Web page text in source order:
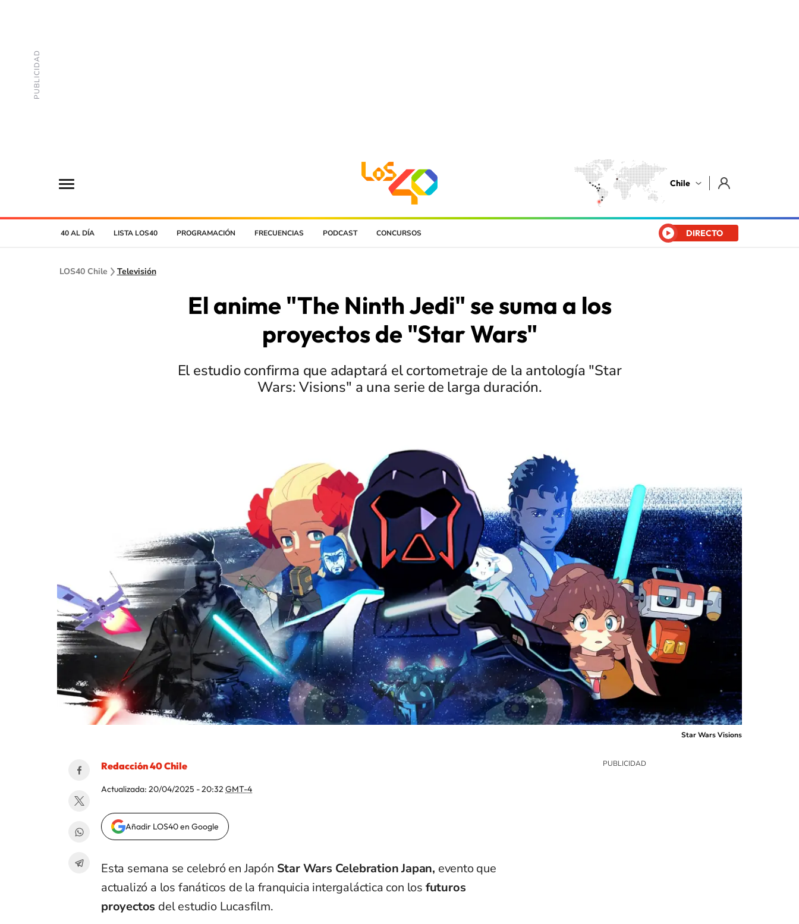
Chile
40 AL DÍA LISTA LOS40 PROGRAMACIÓN FRECUENCIAS PODCAST CONCURSOS DIRECTO
LOS40 Chile Televisión
El anime "The Ninth Jedi" se suma a los
proyectos de "Star Wars"
El estudio confirma que adaptará el cortometraje de la antología "Star
Wars: Visions" a una serie de larga duración.
Star Wars Visions
Redacción 40 Chile
Actualizada: 20/04/2025 - 20:32 GMT-4
Añadir LOS40 en Google
Esta semana se celebró en Japón Star Wars Celebration Japan, evento que
actualizó a los fanáticos de la franquicia intergaláctica con los futuros
proyectos del estudio Lucasfilm.